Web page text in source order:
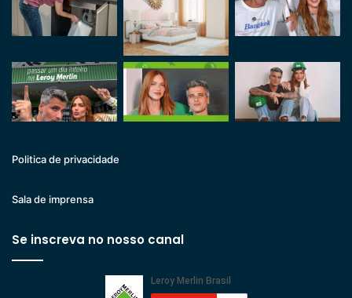
Politica de privacidade
Sala de imprensa
Se inscreva no nosso canal